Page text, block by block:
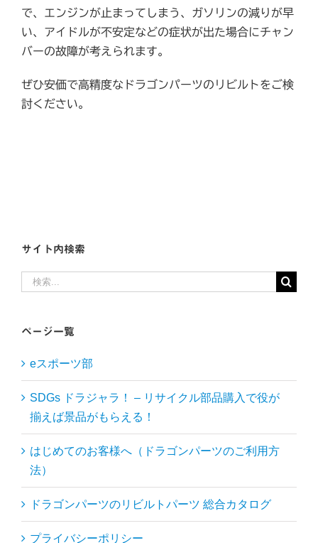
で、エンジンが止まってしまう、ガソリンの減りが早
い、アイドルが不安定などの症状が出た場合にチャン
バーの故障が考えられます。
ぜひ安価で高精度なドラゴンパーツのリビルトをご検
討ください。
サイト内検索
ページ一覧
eスポーツ部
SDGs ドラジャラ！ – リサイクル部品購入で役が
揃えば景品がもらえる！
はじめてのお客様へ（ドラゴンパーツのご利用方
法）
ドラゴンパーツのリビルトパーツ 総合カタログ
プライバシーポリシー